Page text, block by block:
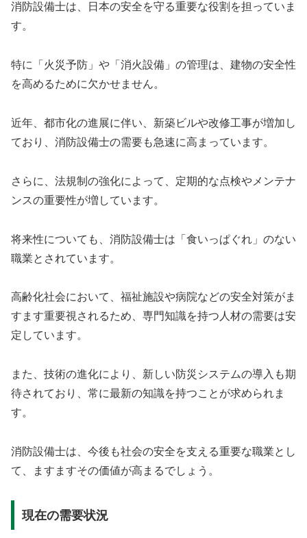
消防設備士は、日本の安全を守る重要な役割を担っていま
す。
特に「火災予防」や「消火設備」の管理は、建物の安全性
を高めるために欠かせません。
近年、都市化の進展に伴い、新築ビルや改修工事が増加し
ており、消防設備士の需要も急速に高まっています。
さらに、法規制の強化によって、定期的な点検やメンテナ
ンスの重要性が増しています。
将来性についても、消防設備士は「食いっぱぐれ」のない
職業とされています。
高齢化社会において、福祉施設や病院などの安全対策がま
すます重要視されるため、専門知識を持つ人材の需要は安
定しています。
また、技術の進化により、新しい防災システムの導入も期
待されており、常に最新の知識を持つことが求められま
す。
消防設備士は、今後も社会の安全を支える重要な職業とし
て、ますますその価値が高まるでしょう。
現在の需要状況